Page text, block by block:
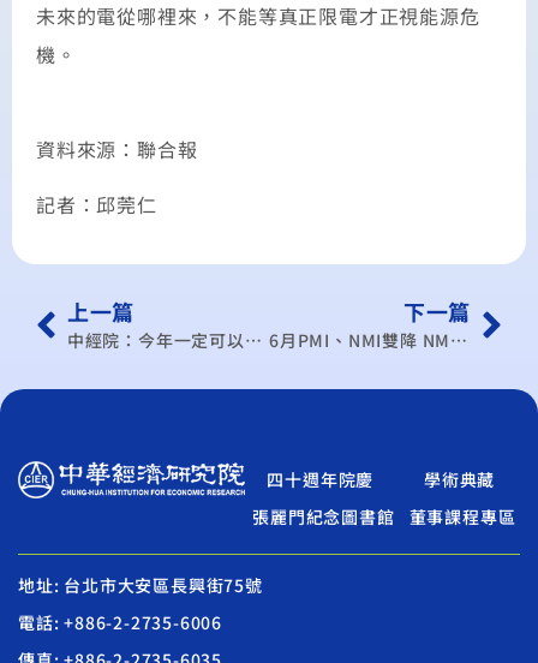
未來的電從哪裡來，不能等真正限電才正視能源危
機。
資料來源：聯合報
記者：邱莞仁
上一篇
中經院：今年一定可以有感加薪
下一篇
6月PMI、NMI雙降 NMI創新低
四十週年院慶
學術典藏
張麗門紀念圖書館
董事課程專區
地址: 台北市大安區長興街75號
電話: +886-2-2735-6006